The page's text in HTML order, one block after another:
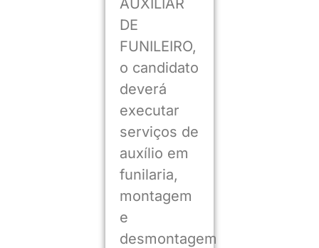
DE
FUNILEIRO,
o candidato
deverá
executar
serviços de
auxílio em
funilaria,
montagem
e
desmontagem